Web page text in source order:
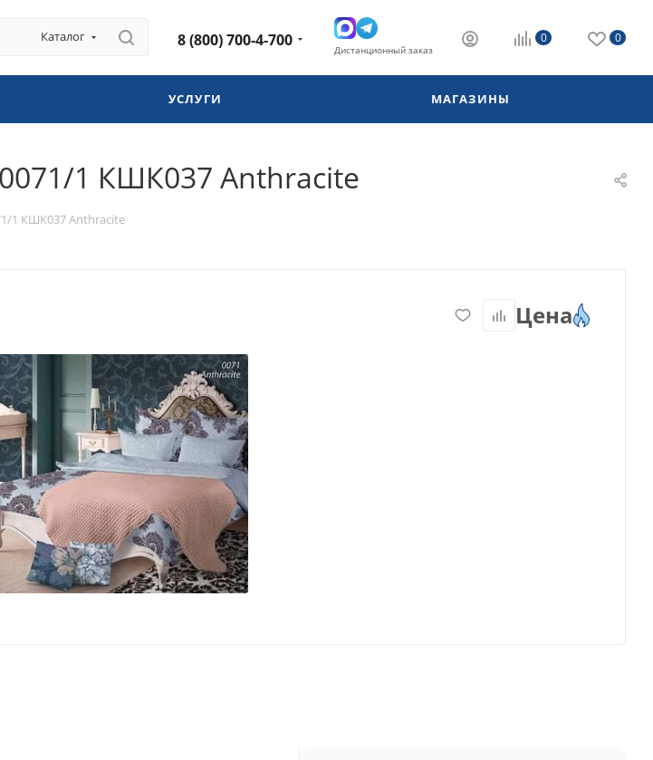
Каталог 8 (800) 700-4-700 Дистанционный заказ
0 0
УСЛУГИ МАГАЗИНЫ
1 КШК037 Anthracite
1 КШК037 Anthracite
Цена